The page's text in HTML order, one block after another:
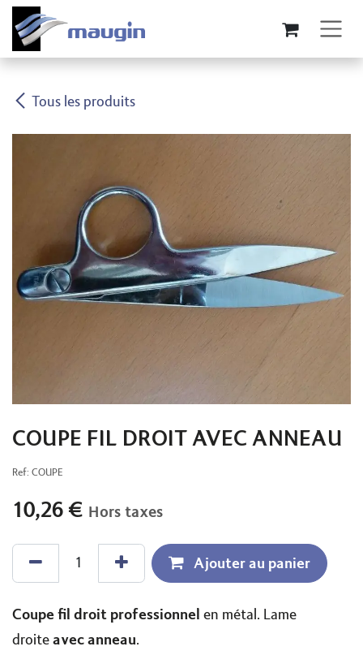
Se rendre au contenu
Tous les produits
COUPE FIL DROIT AVEC ANNEAU
Ref: COUPE
10,26 € Hors taxes
Ajouter au panier
Coupe fil droit professionnel en métal. Lame
droiteavec anneau.